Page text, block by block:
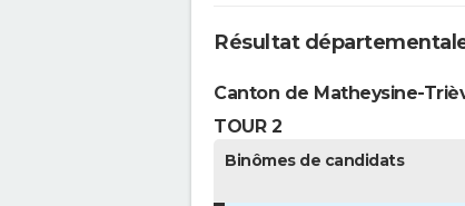
Résultat
Canton de Matheysine-
TOUR 2
Binômes de candidats